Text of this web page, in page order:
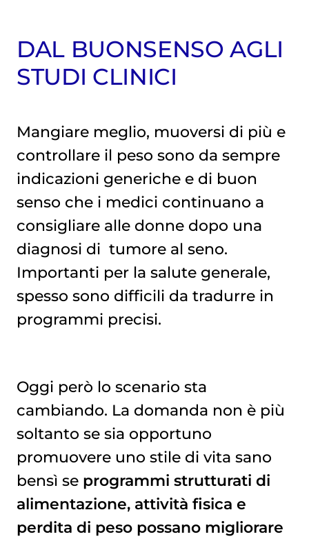
DAL BUONSENSO AGLI
STUDI CLINICI
Mangiare meglio, muoversi di più e
controllare il peso sono da sempre
indicazioni generiche e di buon
senso che i medici continuano a
consigliare alle donne dopo una
diagnosi di tumore al seno.
Importanti per la salute generale,
spesso sono difficili da tradurre in
programmi precisi.
Oggi però lo scenario sta
cambiando. La domanda non è più
soltanto se sia opportuno
promuovere uno stile di vita sano
bensì se programmi strutturati di
alimentazione, attività fisica e
perdita di peso possano migliorare